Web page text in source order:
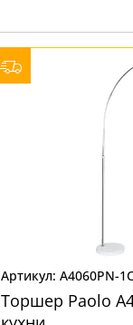
A4060PN-
Торшер Paolo